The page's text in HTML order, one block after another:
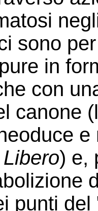
sono
in
con
canone
Libero) e,
punti